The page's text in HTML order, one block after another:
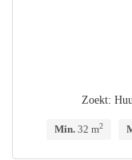
Zoekt:
Min. 32 m2